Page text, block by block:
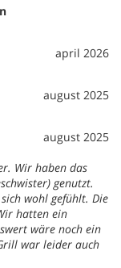
april 2026
august 2025
august 2025
Wir haben das
genutzt.
wohl gefühlt. Die
hatten ein
wäre noch ein
war leider auch